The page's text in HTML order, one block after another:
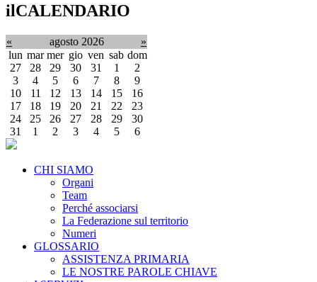
ilCALENDARIO
« agosto 2026
»
lun mar mer gio ven sab dom
27
28 29 30 31 1
2
3
4 5 6 7 8
9
10
11 12 13 14 15
16
17
18 19 20 21 22
23
24
25 26 27 28 29
30
31
1 2 3 4 5 6
CHI SIAMO
Organi
Team
Perché associarsi
La Federazione sul territorio
Numeri
GLOSSARIO
ASSISTENZA PRIMARIA
LE NOSTRE PAROLE CHIAVE